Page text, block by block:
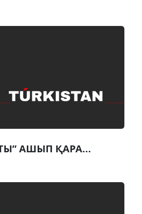
АШЫП ҚАРА...